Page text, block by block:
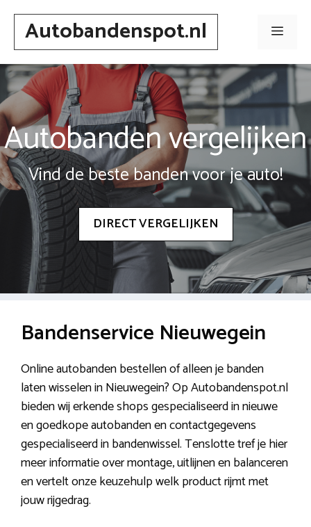
Spring
inhoudAutobandenspot.nl Menu
Autobanden vergelijken
Vind de beste banden voor je auto!
DIRECT VERGELIJKEN
Bandenservice Nieuwegein
Online autobanden bestellen of alleen je banden
laten wisselen in Nieuwegein? Op Autobandenspot.nl
bieden wij erkende shops gespecialiseerd in nieuwe
en goedkope autobanden en contactgegevens
gespecialiseerd in bandenwissel. Tenslotte tref je hier
meer informatie over montage, uitlijnen en balanceren
en vertelt onze keuzehulp welk product rijmt met
jouw rijgedrag.